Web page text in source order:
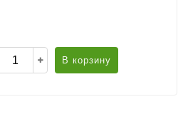
В корзину